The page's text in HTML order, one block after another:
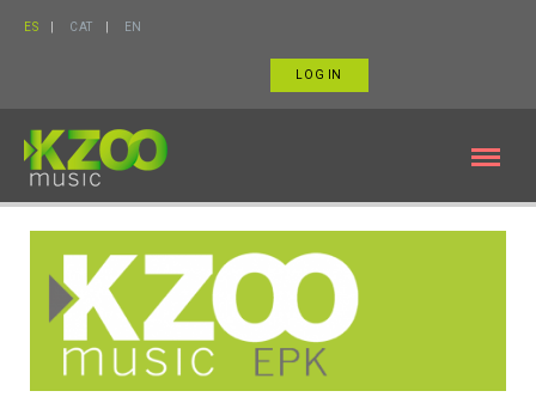
ES CAT EN
LOG IN